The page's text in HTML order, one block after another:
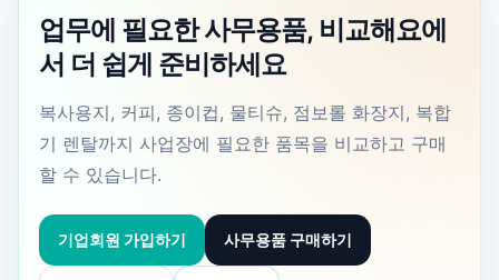
업무에 필요한 사무용품, 비교해요에
서 더 쉽게 준비하세요
복사용지, 커피, 종이컵, 물티슈, 점보롤 화장지, 복합
기 렌탈까지 사업장에 필요한 품목을 비교하고 구매
할 수 있습니다.
기업회원 가입하기 사무용품 구매하기